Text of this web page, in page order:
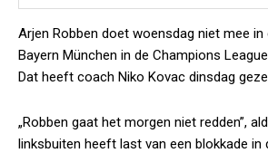
Arjen Robben doet woensdag niet mee in
Bayern München in de Champions
Dat heeft coach Niko Kovac dinsdag
„Robben gaat het morgen niet redden”,
linksbuiten heeft last van een blokkade in